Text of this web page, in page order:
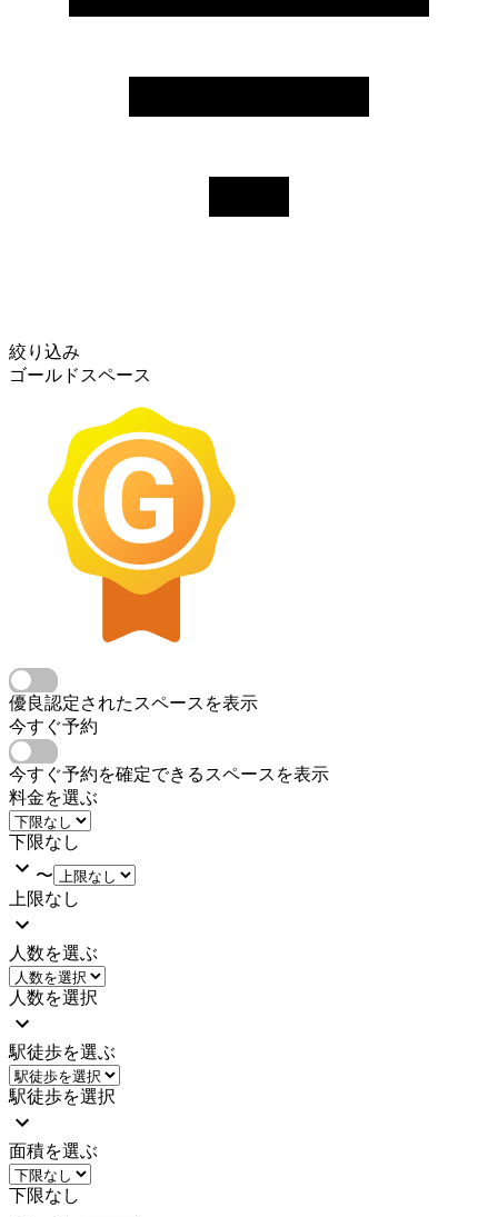
絞り込み
ゴールドスペース
優良認定されたスペースを表示
今すぐ予約
今すぐ予約を確定できるスペースを表示
料金を選ぶ
下限なし
〜
上限なし
人数を選ぶ
人数を選択
駅徒歩を選ぶ
駅徒歩を選択
面積を選ぶ
下限なし